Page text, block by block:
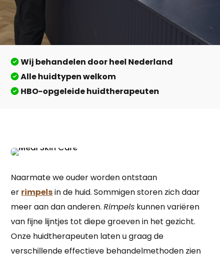
Wij behandelen door heel Nederland
Alle huidtypen welkom
HBO-opgeleide huidtherapeuten
Naarmate we ouder worden ontstaan
er rimpelsin de huid. Sommigen storen zich daar
meer aan dan anderen.Rimpels kunnen variëren
van fijne lijntjes tot diepe groeven in het gezicht.
Onze huidtherapeuten laten u graag de
verschillende effectieve behandelmethoden zien